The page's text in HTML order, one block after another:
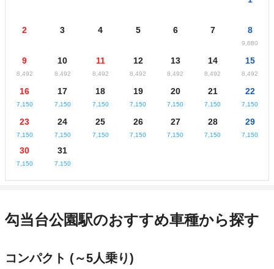
2 3 4 5 6 7 8
9,680
9
8,492
10
8,492
11
8,492
12
8,492
13
8,492
14
8,492
15
8,492
16
7,150
17
7,150
18
7,150
19
7,150
20
7,150
21
7,150
22
7,150
23
7,150
24
7,150
25
7,150
26
7,150
27
7,150
28
7,150
29
7,150
30
7,150
31
7,150
勾当台公園駅のおすすめ車種から探す
コンパクト (～5人乗り)